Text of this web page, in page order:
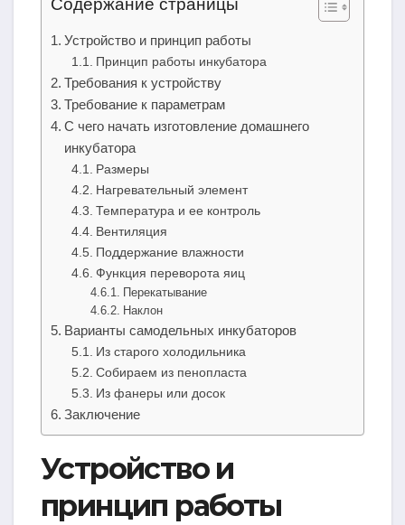
Содержание страницы
Устройство и принцип работы
Принцип работы инкубатора
Требования к устройству
Требование к параметрам
С чего начать изготовление домашнего
инкубатора
Размеры
Нагревательный элемент
Температура и ее контроль
Вентиляция
Поддержание влажности
Функция переворота яиц
Перекатывание
Наклон
Варианты самодельных инкубаторов
Из старого холодильника
Собираем из пенопласта
Из фанеры или досок
Заключение
Устройство и
принцип работы